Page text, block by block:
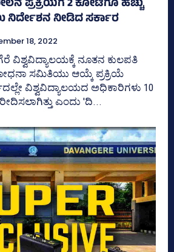
ಪ್ರಕ್ರಿಯೆಗೆ 2 ಕೋಟಿಗೂ ಹೆಚ್ಚು
ನಿರ್ದೇಶನ ನೀಡಿದ ಸರ್ಕಾರ
18, 2022
ವಿಶ್ವವಿದ್ಯಾಲಯಕ್ಕೆ ನೂತನ ಕುಲಪತಿ
ಸಮಿತಿಯು ಆಯ್ಕೆ ಪ್ರಕ್ರಿಯೆ
ವಿಶ್ವವಿದ್ಯಾಲಯದ ಅಧಿಕಾರಿಗಳು 10
ಎಂದು 'ದಿ...